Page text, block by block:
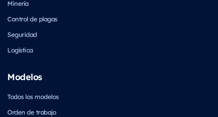
Minería
Control de plagas
Seguridad
Logística
Modelos
Todos los modelos
Orden de trabajo